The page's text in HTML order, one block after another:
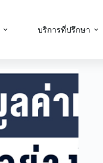
บริการที่ปรึกษา